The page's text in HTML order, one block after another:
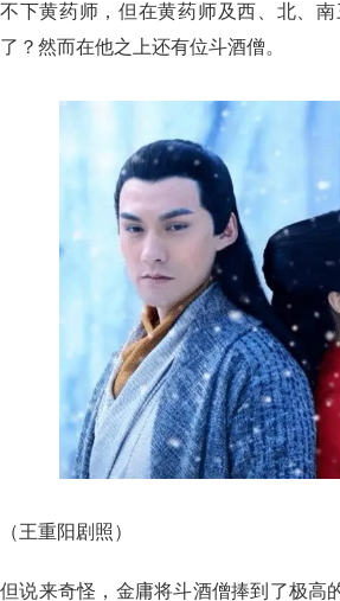
不下黄药师，但在黄药师及西、北、
了？然而在他之上还有位斗酒僧。
（王重阳剧照）
但说来奇怪，金庸将斗酒僧捧到了极高